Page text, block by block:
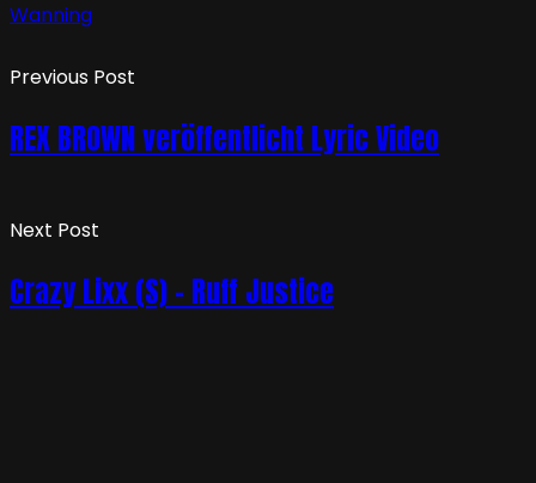
Wanning
Previous Post
REX BROWN veröffentlicht Lyric Video
Next Post
Crazy Lixx (S) – Ruff Justice